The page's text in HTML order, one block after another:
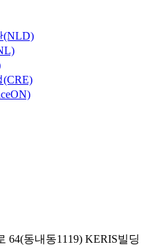
(NLD)
64(동내동1119) KERIS빌딩